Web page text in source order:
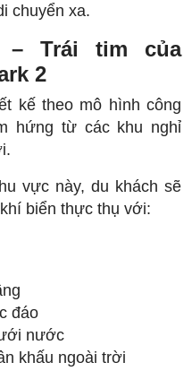
chuyển xa.
– Trái tim của
2
kế theo mô hình công
hứng từ các khu nghỉ
vực này, du khách sẽ
biển thực thụ với:
đáo
nước
khấu ngoài trời